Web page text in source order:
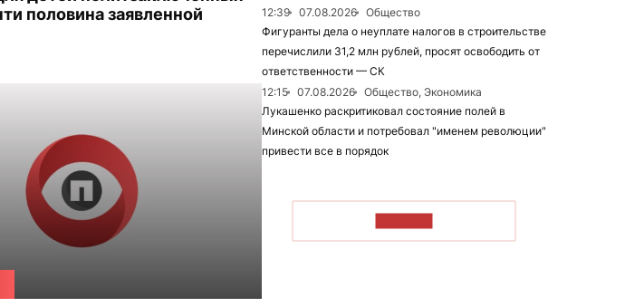
половина заявленной
12:39
07.08.2026
Общество
Фигуранты дела о неуплате налогов в строительстве
перечислили 31,2 млн рублей, просят освободить от
ответственности — СК
12:15
07.08.2026
Общество, Экономика
Лукашенко раскритиковал состояние полей в
Минской области и потребовал "именем революции"
привести все в порядок